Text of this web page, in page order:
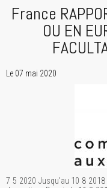
France
OU EN
Le 07 mai 2020
7 5 2020 Jusqu'au 10 8 2018